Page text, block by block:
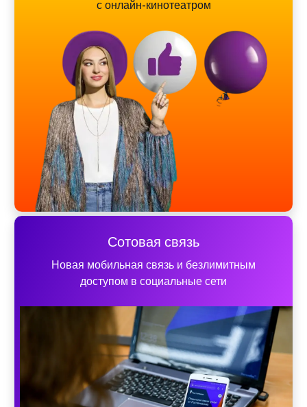
с онлайн-кинотеатром
Сотовая связь
Новая мобильная связь и безлимитным
доступом в социальные сети